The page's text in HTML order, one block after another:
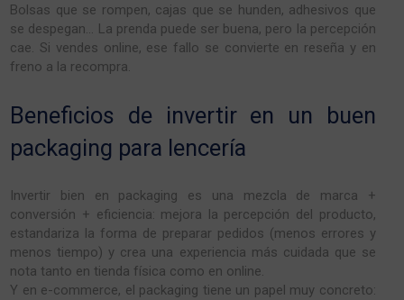
Bolsas que se rompen, cajas que se hunden, adhesivos que
se despegan… La prenda puede ser buena, pero la percepción
cae. Si vendes online, ese fallo se convierte en reseña y en
freno a la recompra.
Beneficios de invertir en un buen
packaging para lencería
Invertir bien en packaging es una mezcla de marca +
conversión + eficiencia: mejora la percepción del producto,
estandariza la forma de preparar pedidos (menos errores y
menos tiempo) y crea una experiencia más cuidada que se
nota tanto en tienda física como en online.
Y en e-commerce, el packaging tiene un papel muy concreto: